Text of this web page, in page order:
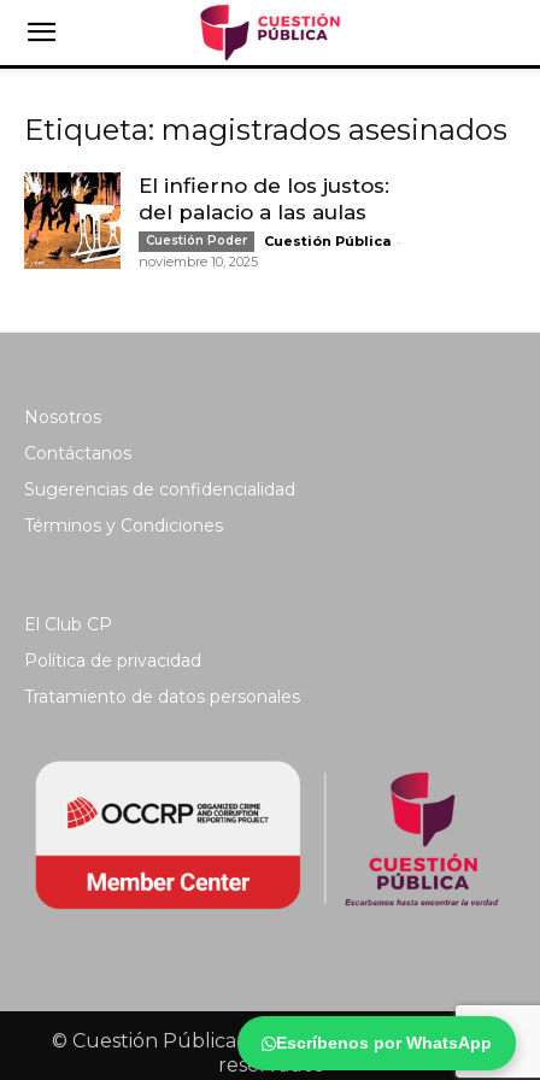
Escríbenos por WhatsApp
Etiqueta: magistrados asesinados
El infierno de los justos:
del palacio a las aulas
Cuestión Poder Cuestión Pública -
noviembre 10, 2025
Nosotros
Contáctanos
Sugerencias de confidencialidad
Términos y Condiciones
El Club CP
Política de privacidad
Tratamiento de datos personales
© Cuestión Pública 2018 - Todos los derechos
reservados